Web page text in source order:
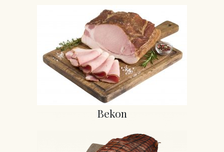
Bekon